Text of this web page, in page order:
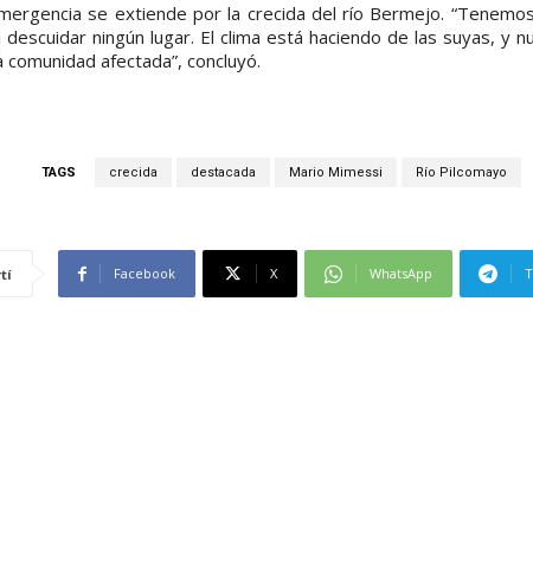
se extiende por la crecida del río Bermejo.
ningún lugar. El clima está haciendo de las suyas, y
afectada”, concluyó.
TAGS crecida destacada Mario Mimessi Río Pilcomayo
Facebook X WhatsApp